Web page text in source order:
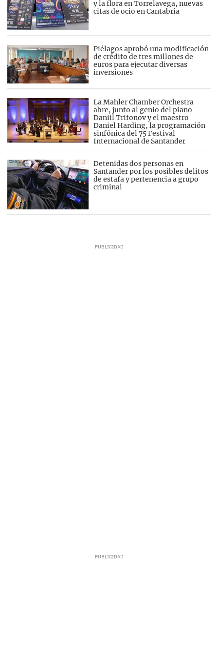
y la flora en Torrelavega, nuevas
citas de ocio en Cantabria
Piélagos aprobó una modificación
de crédito de tres millones de
euros para ejecutar diversas
inversiones
La Mahler Chamber Orchestra
abre, junto al genio del piano
Daniil Trifonov y el maestro
Daniel Harding, la programación
sinfónica del 75 Festival
Internacional de Santander
Detenidas dos personas en
Santander por los posibles delitos
de estafa y pertenencia a grupo
criminal